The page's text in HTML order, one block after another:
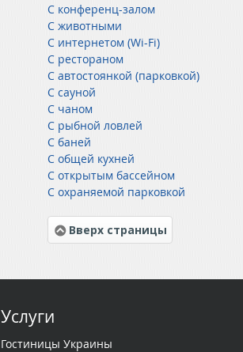
С конференц-залом
С животными
С интернетом (Wi-Fi)
С рестораном
С автостоянкой (парковкой)
С сауной
С чаном
С рыбной ловлей
С баней
С общей кухней
С открытым бассейном
С охраняемой парковкой
Вверх страницы
Услуги
Гостиницы Украины